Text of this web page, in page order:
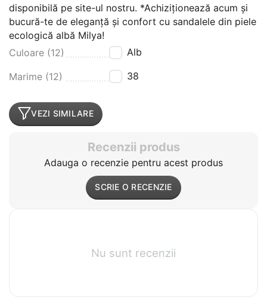
disponibilă pe site-ul nostru. *Achiziționează acum și
bucură-te de eleganță și confort cu sandalele din piele
ecologică albă Milya!
Culoare (12)
Alb
Marime (12) 38
VEZI SIMILARE
Recenzii produs
Adauga o recenzie pentru acest produs
SCRIE O RECENZIE
Nu sunt recenzii